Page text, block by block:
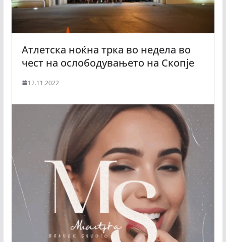
Атлетска ноќна трка вo недела во
чест на ослободувањето на Скопје
12.11.2022